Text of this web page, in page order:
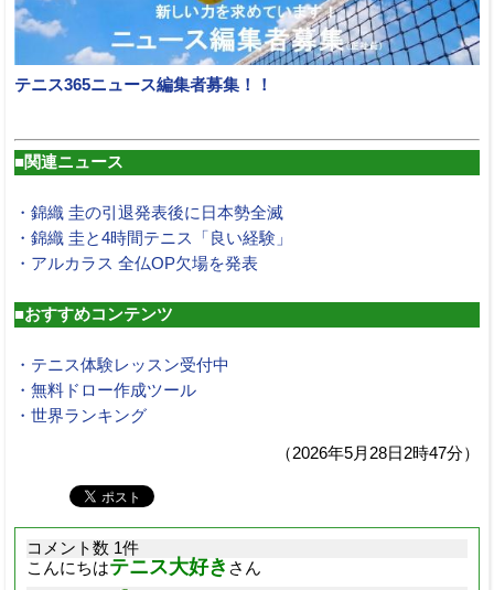
テニス365ニュース編集者募集！！
■関連ニュース
・錦織 圭の引退発表後に日本勢全滅
・錦織 圭と4時間テニス「良い経験」
・アルカラス 全仏OP欠場を発表
■おすすめコンテンツ
・テニス体験レッスン受付中
・無料ドロー作成ツール
・世界ランキング
（2026年5月28日2時47分）
コメント数 1件
こんにちはテニス大好き さん